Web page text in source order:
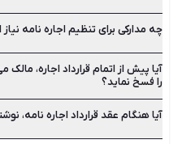
بله تمدید قرارداد اجاره نامه باید
ثبت و تمدید شوند.
چه مدارکی برای تنظیم اجاره نامه
به اصل شناسنامه و کارت ملی
سند ملکی مالک نیاز است.
آیا پیش از اتمام قرارداد اجاره،
را فسخ نماید؟
خیر این کار امکان پذیر نیست مگر
آیا هنگام عقد قرارداد اجاره نامه،